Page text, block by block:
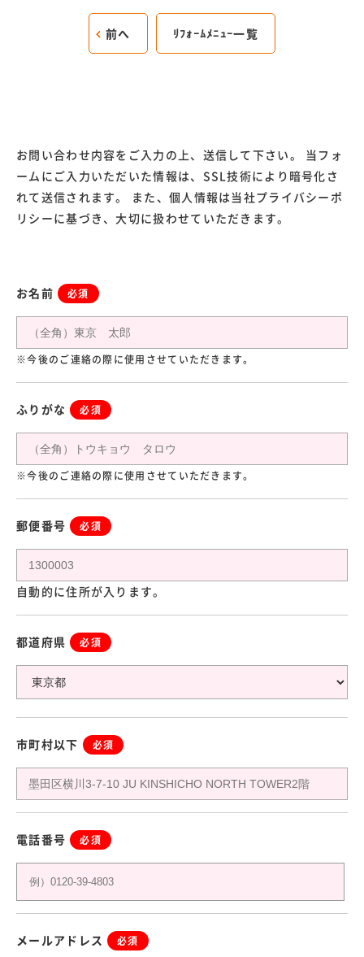
前へ ﾘﾌｫｰﾑﾒﾆｭｰ一覧
お問い合わせ内容をご入力の上、送信して下さい。 当フォ
ームにご入力いただいた情報は、SSL技術により暗号化さ
れて送信されます。 また、個人情報は当社プライバシーポ
リシーに基づき、大切に扱わせていただきます。
お名前 必須
※今後のご連絡の際に使用させていただきます。
ふりがな 必須
※今後のご連絡の際に使用させていただきます。
郵便番号 必須
自動的に住所が入ります。
都道府県 必須
市町村以下 必須
電話番号 必須
メールアドレス 必須